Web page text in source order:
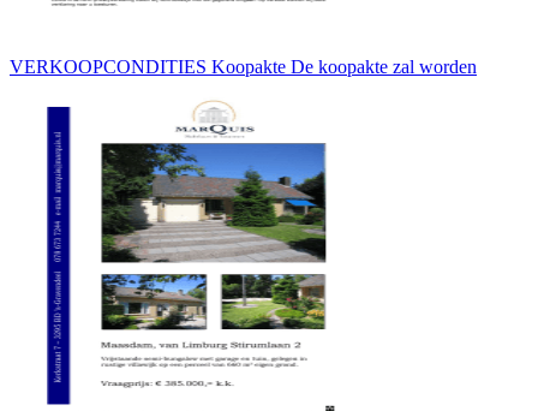
VERKOOPCONDITIES Koopakte De koopakte zal worden